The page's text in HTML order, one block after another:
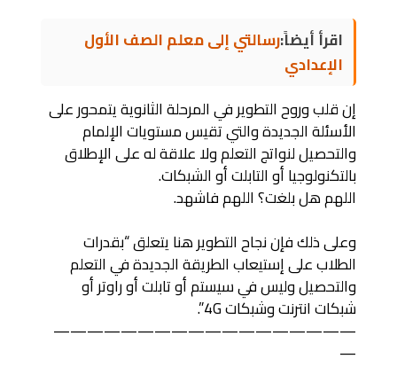
اقرأ أيضاً:رسالتي إلى معلم الصف الأول
الإعدادي
إن قلب وروح التطوير في المرحلة الثانوية يتمحور على
الأسئلة الجديدة والتي تقيس مستويات الإلمام
والتحصيل لنواتج التعلم ولا علاقة له على الإطلاق
بالتكنولوجيا أو التابلت أو الشبكات.
اللهم هل بلغت؟ اللهم فاشهد.
وعلى ذلك فإن نجاح التطوير هنا يتعلق “بقدرات
الطلاب على إستيعاب الطريقة الجديدة في التعلم
والتحصيل وليس في سيستم أو تابلت أو راوتر أو
شبكات انترنت وشبكات 4G”.
——————————————————
—